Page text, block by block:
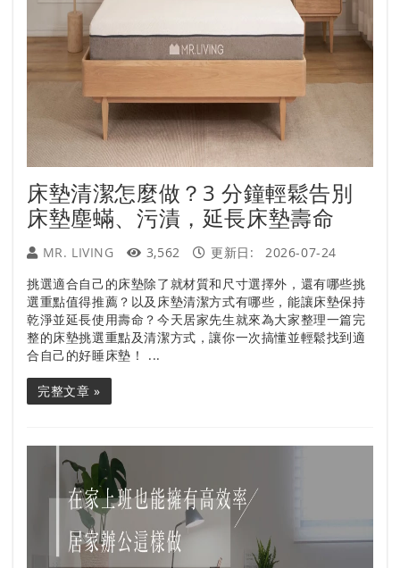
床墊清潔怎麼做？3 分鐘輕鬆告別
床墊塵蟎、污漬，延長床墊壽命
MR. LIVING 3,562 更新日:
2026-07-24
挑選適合自己的床墊除了就材質和尺寸選擇外，還有哪些挑
選重點值得推薦？以及床墊清潔方式有哪些，能讓床墊保持
乾淨並延長使用壽命？今天居家先生就來為大家整理一篇完
整的床墊挑選重點及清潔方式，讓你一次搞懂並輕鬆找到適
合自己的好睡床墊！ ...
完整文章 »